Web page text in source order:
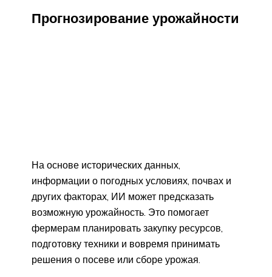
Прогнозирование урожайности
На основе исторических данных,
информации о погодных условиях, почвах и
других факторах, ИИ может предсказать
возможную урожайность. Это помогает
фермерам планировать закупку ресурсов,
подготовку техники и вовремя принимать
решения о посеве или сборе урожая.